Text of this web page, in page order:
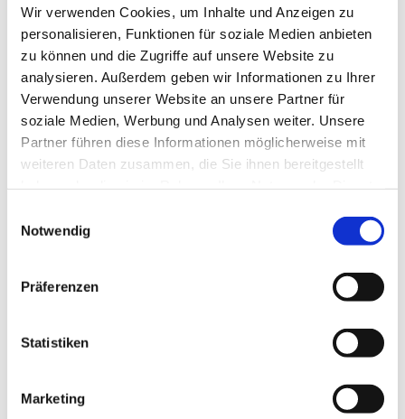
Wir verwenden Cookies, um Inhalte und Anzeigen zu
personalisieren, Funktionen für soziale Medien anbieten
zu können und die Zugriffe auf unsere Website zu
analysieren. Außerdem geben wir Informationen zu Ihrer
Verwendung unserer Website an unsere Partner für
soziale Medien, Werbung und Analysen weiter. Unsere
Partner führen diese Informationen möglicherweise mit
weiteren Daten zusammen, die Sie ihnen bereitgestellt
Notwendig
Präferenzen
Statistiken
Marketing
Platz 1, 58710 Menden
Pfarrer Ehrenfried Erbsch